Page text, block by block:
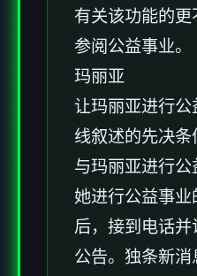
有关该功能的
参阅公益事业。
玛丽亚
让玛丽亚进行
线叙述的先决条
与玛丽亚进行公
她进行公益事业
后，接到电话
公告。独条新